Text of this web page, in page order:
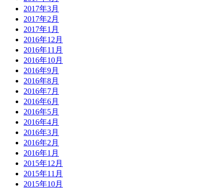
2017年3月
2017年2月
2017年1月
2016年12月
2016年11月
2016年10月
2016年9月
2016年8月
2016年7月
2016年6月
2016年5月
2016年4月
2016年3月
2016年2月
2016年1月
2015年12月
2015年11月
2015年10月